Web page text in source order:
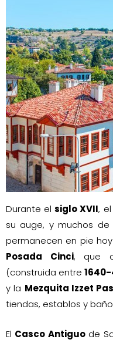
Durante elsiglo XVII,
su auge, y muchos
permanecen en pie
Posada Cinci, que
(construida entre
y la Mezquita Izzet
tiendas, establos y
El Casco Antiguode